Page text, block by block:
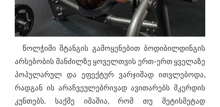
წოლჭიმი შტანგის გამოყენებით ბოდიბილდინგის
არსებობის მანძილზე ყოველთვის ერთ-ერთ ყველაზე
პოპულარულ და ეფექტურ ვარჯიშად ითვლებოდა,
რადგან ის არაჩვეულებრივად ავითარებს მკერდის
კუნთებს. საქმე იმაშია, რომ თუ მეტისმეტად